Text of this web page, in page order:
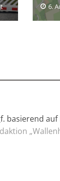
6.
basierend